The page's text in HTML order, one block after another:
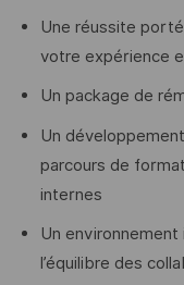
Une réussite
votre expérience
Un package de
Un
parcours de
internes
Un
l’équilibre des